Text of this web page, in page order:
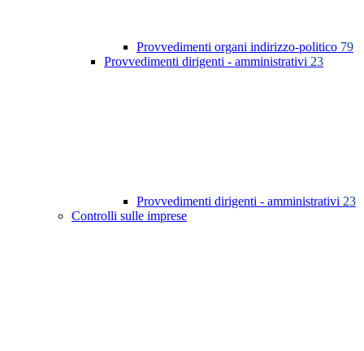
Provvedimenti organi indirizzo-politico 79
Provvedimenti dirigenti - amministrativi 23
Provvedimenti dirigenti - amministrativi 23
Controlli sulle imprese